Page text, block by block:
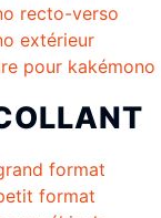
recto-verso
extérieur
pour kakémono
format
format